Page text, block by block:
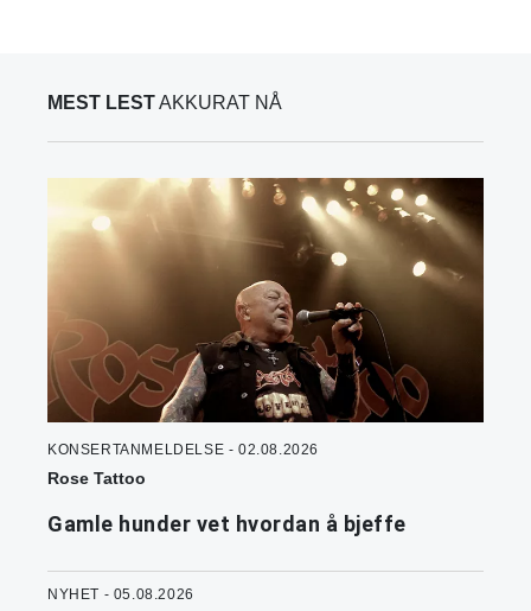
MEST LESTAKKURAT NÅ
KONSERTANMELDELSE - 02.08.2026
Rose Tattoo
Gamle hunder vet hvordan å bjeffe
NYHET - 05.08.2026